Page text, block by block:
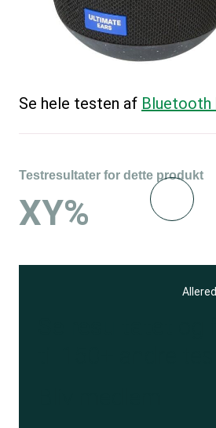
Se hele testen af Bluetooth
Testresultater for dette produkt
XY%